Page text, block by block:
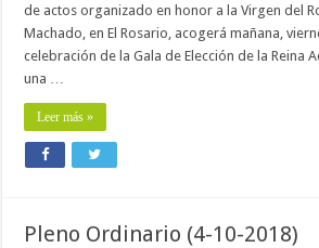
de actos organizado en honor a la Virgen del
Machado, en El Rosario, acogerá mañana,
celebración de la Gala de Elección de la Reina
una …
Leer más »
Pleno Ordinario (4-10-2018)